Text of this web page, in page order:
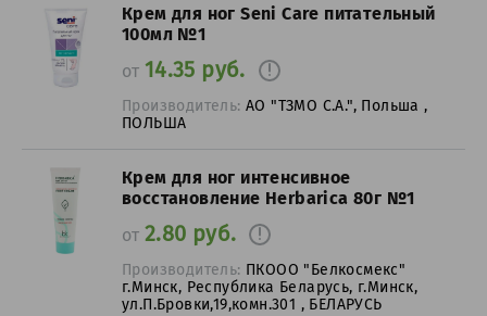
Крем для ног Seni Care питательный
100мл №1
от 14.35 руб.
Производитель:АО "ТЗМО С.А.", Польша ,
ПОЛЬША
Крем для ног интенсивное
восстановление Herbarica 80г №1
от 2.80 руб.
Производитель: ПКООО "Белкосмекс"
г.Минск, Республика Беларусь, г.Минск,
ул.П.Бровки,19,комн.301 , БЕЛАРУСЬ